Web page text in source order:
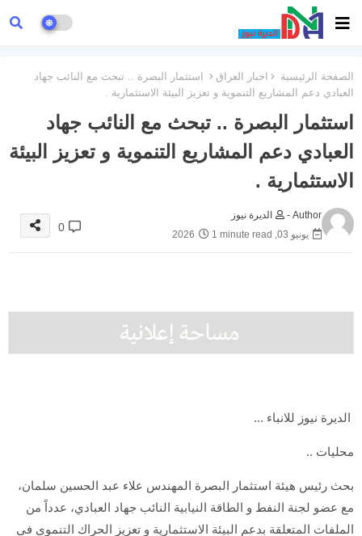
الصفحة الرئيسية اخبار العراق
استثمار البصرة .. تبحث مع النائب جهاد
العبادي دعم المشاريع التنموية و تعزيز البيئة الاستثمارية .
استثمار البصرة .. تبحث مع النائب جهاد
العبادي دعم المشاريع التنموية و تعزيز البيئة
الاستثمارية .
Author -
الديرة نيوز
يونيو 03, 2026
1 minute read
0
الديرة نيوز للانباء ...
محليات ..
بحث رئيس هيئة استثمار البصرة المهندس علاء عبد الحسين سلمان،
مع عضو لجنة النفط و الطاقة النيابية النائب جهاد العبادي، عدداً من
الملفات المتعلقة بدعم البيئة الاستثمارية و تعزيز الحراك التنموي في